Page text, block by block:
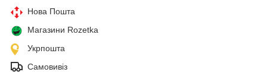
Нова Пошта
Магазини Rozetka
Укрпошта
Самовивіз